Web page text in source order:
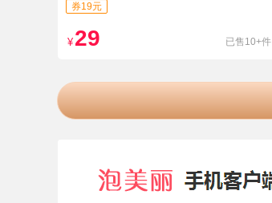
券19元
¥ 29 已售10+件